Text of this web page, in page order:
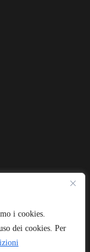
i cookies.
dei cookies. Per